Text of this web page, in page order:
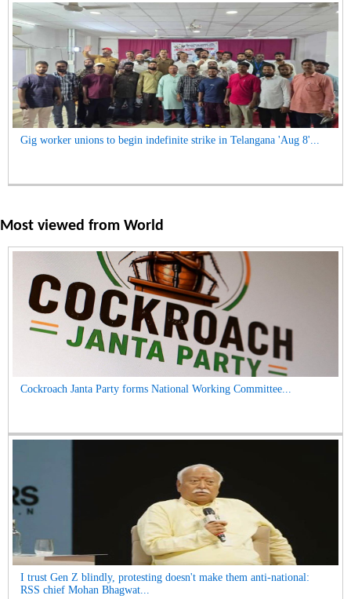
Gig worker unions to begin indefinite strike in Telangana 'Aug 8'...
Most viewed from World
Cockroach Janta Party forms National Working Committee...
I trust Gen Z blindly, protesting doesn't make them anti-national:
RSS chief Mohan Bhagwat...